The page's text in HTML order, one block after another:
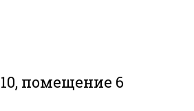
помещение 6